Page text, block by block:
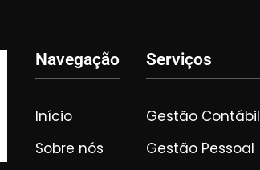
Navegação
Início
Sobre nós
Serviços
Gestão Contábil
Gestão Pessoal